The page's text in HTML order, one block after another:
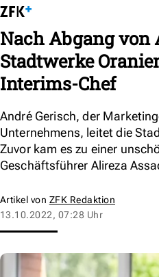
Nach Abgang von
Stadtwerke
Interims-Chef
André Gerisch, der
Unternehmens, leitet die
Zuvor kam es zu einer
Geschäftsführer Alireza
Artikel von ZFK Redaktion
13.10.2022, 07:28 Uhr